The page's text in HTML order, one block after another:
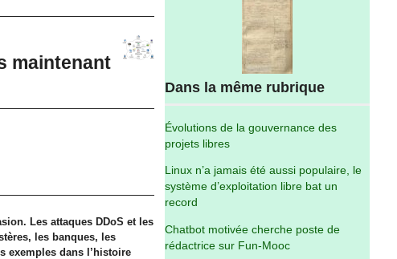
maintenant
Les attaques DDoS et les
les banques, les
exemples dans l’histoire
Dans la même rubrique
Évolutions de la gouvernance des
projets libres
Linux n’a jamais été aussi populaire, le
système d’exploitation libre bat un
record
Chatbot motivée cherche poste de
rédactrice sur Fun-Mooc